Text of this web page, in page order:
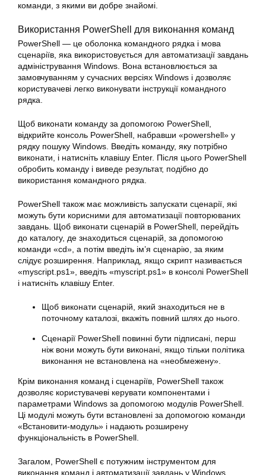
команди, з якими ви добре знайомі.
Використання PowerShell для виконання команд
PowerShell — це оболонка командного рядка і мова
сценаріїв, яка використовується для автоматизації завдань
адміністрування Windows. Вона встановлюється за
замовчуванням у сучасних версіях Windows і дозволяє
користувачеві легко виконувати інструкції командного
рядка.
Щоб виконати команду за допомогою PowerShell,
відкрийте консоль PowerShell, набравши «powershell» у
рядку пошуку Windows. Введіть команду, яку потрібно
виконати, і натисніть клавішу Enter. Після цього PowerShell
обробить команду і виведе результат, подібно до
використання командного рядка.
PowerShell також має можливість запускати сценарії, які
можуть бути корисними для автоматизації повторюваних
завдань. Щоб виконати сценарій в PowerShell, перейдіть
до каталогу, де знаходиться сценарій, за допомогою
команди «cd», а потім введіть ім’я сценарію, за яким
слідує розширення. Наприклад, якщо скрипт називається
«myscript.ps1», введіть «myscript.ps1» в консолі PowerShell
і натисніть клавішу Enter.
Щоб виконати сценарій, який знаходиться не в
поточному каталозі, вкажіть повний шлях до нього.
Сценарії PowerShell повинні бути підписані, перш
ніж вони можуть бути виконані, якщо тільки політика
виконання не встановлена на «необмежену».
Крім виконання команд і сценаріїв, PowerShell також
дозволяє користувачеві керувати компонентами і
параметрами Windows за допомогою модулів PowerShell.
Ці модулі можуть бути встановлені за допомогою команди
«Встановити-модуль» і надають розширену
функціональність в PowerShell.
Загалом, PowerShell є потужним інструментом для
виконання команд і автоматизації завдань у Windows.